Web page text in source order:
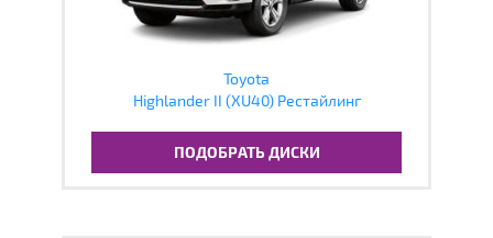
Toyota
Highlander II (XU40) Рестайлинг
ПОДОБРАТЬ ДИСКИ